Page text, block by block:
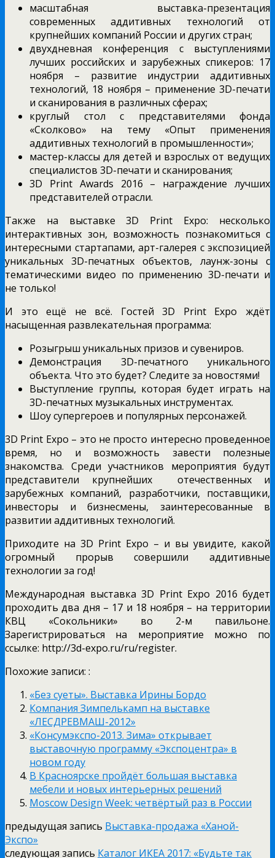
масштабная выставка-презентация
современных аддитивных технологий от
крупнейших компаний России и других стран;
двухдневная конференция с выступлениями
лучших российских и зарубежных спикеров: 17
ноября – развитие индустрии аддитивных
технологий, 18 ноября – применение 3D-печати
и сканирования в различных сферах;
круглый стол с представителями фонда
«Сколково» на тему «Опыт применения
аддитивных технологий в промышленности»;
мастер-классы для детей и взрослых от ведущих
специалистов 3D-печати и сканирования;
3D Print Awards 2016 – награждение лучших
представителей отрасли.
Также на выставке 3D Print Expo: несколько
интерактивных зон, возможность познакомиться с
интересными стартапами, арт-галерея с экспозицией
уникальных 3D-печатных объектов, лаунж-зоны с
тематическими видео по применению 3D-печати и
не только!
И это ещё не всё. Гостей 3D Print Expo ждёт
насыщенная развлекательная программа:
Розыгрыш уникальных призов и сувениров.
Демонстрация 3D-печатного уникального
объекта. Что это будет? Следите за новостями!
Выступление группы, которая будет играть на
3D-печатных музыкальных инструментах.
Шоу супергероев и популярных персонажей.
3D Print Expo – это не просто интересно проведенное
время, но и возможность завести полезные
знакомства. Среди участников мероприятия будут
представители крупнейших отечественных и
зарубежных компаний, разработчики, поставщики,
инвесторы и бизнесмены, заинтересованные в
развитии аддитивных технологий.
Приходите на 3D Print Expo – и вы увидите, какой
огромный прорыв совершили аддитивные
технологии за год!
Международная выставка 3D Print Expo 2016 будет
проходить два дня – 17 и 18 ноября – на территории
КВЦ «Сокольники» во 2-м павильоне.
Зарегистрироваться на мероприятие можно по
ссылке: http://3d-expo.ru/ru/register.
Похожие записи: :
«Без суеты». Выставка Ирины Бордо
Компания Зимпелькамп на выставке
«ЛЕСДРЕВМАШ-2012»
«Консумэкспо-2013. Зима» открывает
выставочную программу «Экспоцентра» в
новом году
В Красноярске пройдёт большая выставка
мебели и новых интерьерных решений
Moscow Design Week: четвёртый раз в России
предыдущая запись Выставка-продажа «Ханой-
Экспо»
следующая запись Каталог ИКЕА 2017: «Будьте так